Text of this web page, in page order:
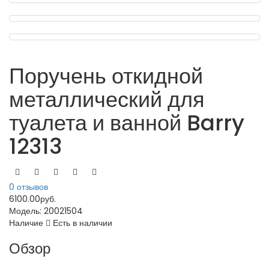
Поручень откидной
металлический для
туалета и ванной Barry
12313
0 отзывов
6100.00руб.
Модель: 20021504
Наличие
Есть в наличии
Обзор